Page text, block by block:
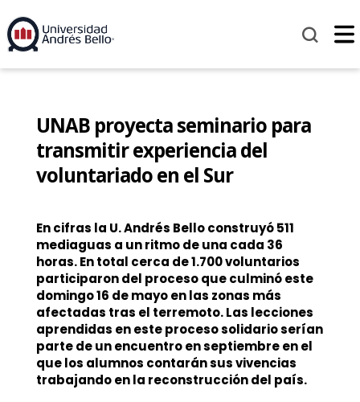
UNAB proyecta seminario para
transmitir experiencia del
voluntariado en el Sur
En cifras la U. Andrés Bello construyó 511
mediaguas a un ritmo de una cada 36
horas. En total cerca de 1.700 voluntarios
participaron del proceso que culminó este
domingo 16 de mayo en las zonas más
afectadas tras el terremoto. Las lecciones
aprendidas en este proceso solidario serían
parte de un encuentro en septiembre en el
que los alumnos contarán sus vivencias
trabajando en la reconstrucción del país.